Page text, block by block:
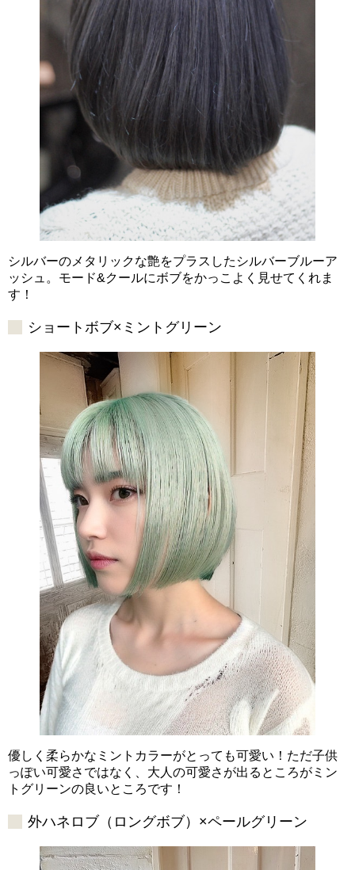
シルバーのメタリックな艶をプラスしたシルバーブルーア
ッシュ。モード&クールにボブをかっこよく見せてくれま
す！
ショートボブ×ミントグリーン
優しく柔らかなミントカラーがとっても可愛い！ただ子供
っぽい可愛さではなく、大人の可愛さが出るところがミン
トグリーンの良いところです！
外ハネロブ（ロングボブ）×ペールグリーン